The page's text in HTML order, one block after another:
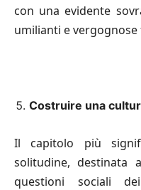
con una evidente
umilianti e
Costruire una
Il capitolo più
solitudine, destinata
questioni sociali